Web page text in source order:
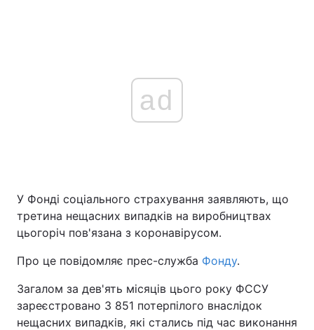
Україна
Економіка Світ
Наука
Техно і зв'язок Лайт
Зброя Інциденти
ad
У Фонді соціального страхування заявляють, що
третина нещасних випадків на виробництвах
цьогоріч пов'язана з коронавірусом.
Про це повідомляє прес-служба Фонду.
Загалом за дев'ять місяців цього року ФССУ
зареєстровано 3 851 потерпілого внаслідок
нещасних випадків, які стались під час виконання